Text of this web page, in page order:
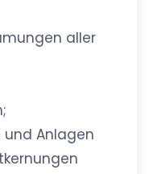
aller
und Anlagen